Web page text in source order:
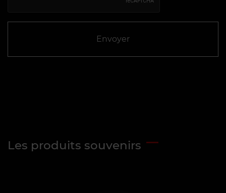
Envoyer
Les produits souvenirs